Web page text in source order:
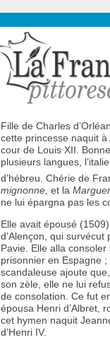
Fille de Charles
cette princesse naquit
cour de Louis XII.
plusieurs langues,
d’hébreu. Chérie de
mignonne , et la
ne lui épargna pas les
Elle avait épousé
d’Alençon, qui survécut
Pavie. Elle alla consoler
prisonnier en Espagne
scandaleuse ajoute
son zèle, elle ne lui
de consolation. Ce fut
épousa Henri d’Albret,
cet hymen naquit
d’Henri IV.